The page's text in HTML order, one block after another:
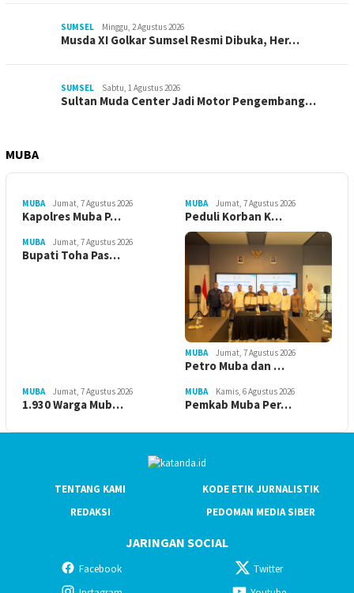
SUMSEL Minggu, 2 Agustus 2026
Musda XI Golkar Sumsel Resmi Dibuka, Her…
SUMSEL Sabtu, 1 Agustus 2026
Sultan Muda Center Jadi Motor Pengembang…
MUBA
MUBA Jumat, 7 Agustus 2026
Kapolres Muba P…
MUBA Jumat, 7 Agustus 2026
Peduli Korban K…
MUBA Jumat, 7 Agustus 2026
Bupati Toha Pas…
MUBA Jumat, 7 Agustus 2026
Petro Muba dan …
MUBA Jumat, 7 Agustus 2026
1.930 Warga Mub…
MUBA Kamis, 6 Agustus 2026
Pemkab Muba Per…
TENTANG KAMI
KODE ETIK JURNALISTIK
REDAKSI
PEDOMAN MEDIA SIBER
JARINGAN SOCIAL
Facebook
Twitter